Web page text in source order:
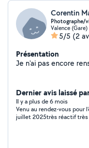
Corentin
Photographe/
Valence (Gare)
5/5 (2
Présentation
Dernier avis laissé
Il y a plus de 6 mois
Venu au rendez-vous pour l’entretien pour notre mariage du 12
juillet 2025très réactif très